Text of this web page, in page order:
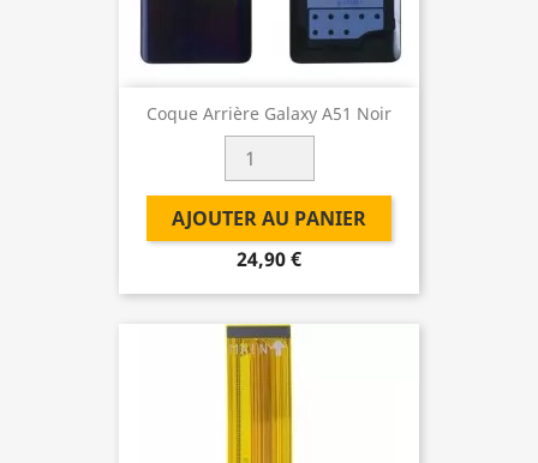
Coque Arrière Galaxy A51 Noir
AJOUTER AU PANIER
24,90 €